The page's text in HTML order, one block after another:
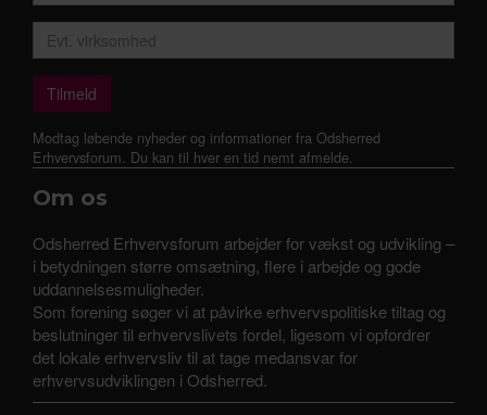
Modtag løbende nyheder og informationer fra Odsherred
Erhvervsforum. Du kan til hver en tid nemt afmelde.
Om os
Odsherred Erhvervsforum arbejder for vækst og udvikling –
i betydningen større omsætning, flere i arbejde og gode
uddannelsesmuligheder.
Som forening søger vi at påvirke erhvervspolitiske tiltag og
beslutninger til erhvervslivets fordel, ligesom vi opfordrer
det lokale erhvervsliv til at tage medansvar for
erhvervsudviklingen i Odsherred.